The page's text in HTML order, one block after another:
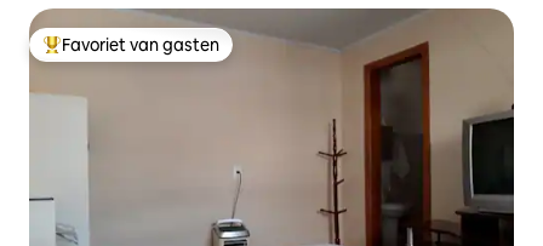
Topfavoriet van gasten
Favoriet van gasten